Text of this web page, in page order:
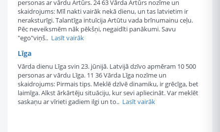
personas ar vārdu Artūrs. 24 63 Vārda Artūrs nozīme un
skaidrojums: Mīl nakti vairāk nekā dienu, un tas latvietim ir
neraksturīgi. Talantīga intuīcija Artūtu vada brīnumainu ceļu.
Pēc neveiksmēm nāk pēkšņi, negaidīti panākumi. Savu
"ego"viņš.. Lasīt vairāk
Līga
Vārda dienu Līga svin 23. jūnijā. Latvijā dzīvo apmēram 10 500
personas ar vārdu Līga. 11 36 Vārda Līga nozīme un
skaidrojums: Pirmais tips. Meklē dzīvē dinamiku, ir grēcīga, bet
laimīga. Alkst ārkārtēju situāciju, kur sevi apliecināt. Var meklēt
saskaņu ar vīrieti gadiem ilgi un to.. Lasīt vairāk